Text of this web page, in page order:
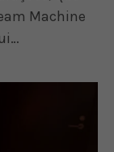
Machine